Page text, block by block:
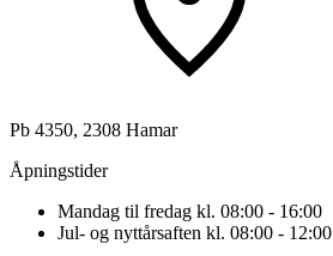
Pb 4350, 2308 Hamar
Åpningstider
Mandag til fredag kl. 08:00 - 16:00
Jul- og nyttårsaften kl. 08:00 - 12:00